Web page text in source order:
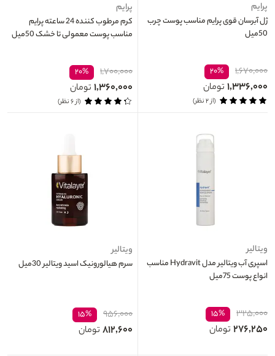
پرایم
ژل آبرسان قوی پرایم مناسب پوست چرب
50میل
۱,۶۷۰,۰۰۰ ۲۰%
۱,۳۳۶,۰۰۰ تومان
(از ۲ نظر)
پرایم
کرم مرطوب کننده 24 ساعته پرایم
مناسب پوست معمولی تا خشک 50میل
۱,۷۰۰,۰۰۰ ۲۰%
۱,۳۶۰,۰۰۰ تومان
(از ۶ نظر)
ویتالیر
اسپری آب ویتالیر مدل Hydravit مناسب
انواع پوست 75میل
۳۲۵,۰۰۰ ۱۵%
۲۷۶,۲۵۰ تومان
ویتالیر
سرم هيالورونيک اسید ویتالیر 30میل
۹۵۶,۰۰۰ ۱۵%
۸۱۲,۶۰۰ تومان